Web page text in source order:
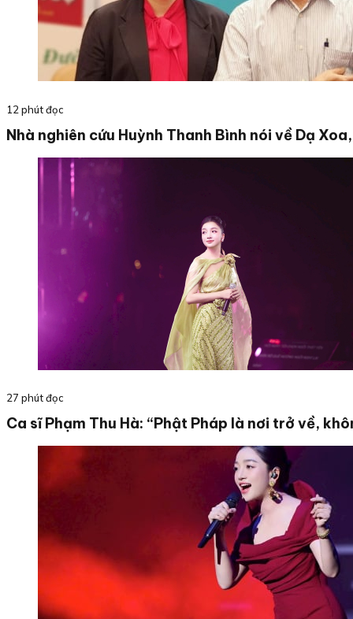
12 phút đọc
Nhà nghiên cứu Huỳnh Thanh Bình nói về Dạ
27 phút đọc
Ca sĩ Phạm Thu Hà: “Phật Pháp là nơi trở về,